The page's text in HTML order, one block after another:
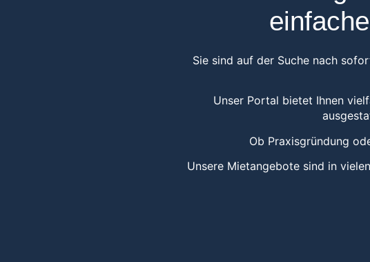
Sie sind auf der Suche nach
Unser Portal bietet Ihnen
Ob Praxisgründung
Unsere Mietangebote sind in